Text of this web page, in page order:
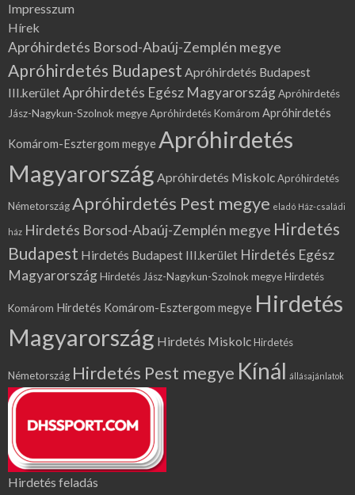
Impresszum
Hírek
Apróhirdetés Borsod-Abaúj-Zemplén megye
Apróhirdetés Budapest Apróhirdetés Budapest
III.kerületApróhirdetés Egész MagyarországApróhirdetés
Jász-Nagykun-Szolnok megyeApróhirdetés Komárom Apróhirdetés
Komárom-Esztergom megyeApróhirdetés
Magyarország Apróhirdetés MiskolcApróhirdetés
NémetországApróhirdetés Pest megye eladó Ház-családi
ház Hirdetés Borsod-Abaúj-Zemplén megye Hirdetés
Budapest Hirdetés Budapest III.kerület Hirdetés Egész
MagyarországHirdetés Jász-Nagykun-Szolnok megyeHirdetés
Komárom Hirdetés Komárom-Esztergom megye Hirdetés
Magyarország Hirdetés MiskolcHirdetés
Németország Hirdetés Pest megye Kínál állásajánlatok
Hirdetés feladás